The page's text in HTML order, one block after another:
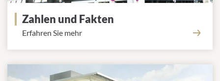
Zahlen und Fakten
Erfahren Sie mehr